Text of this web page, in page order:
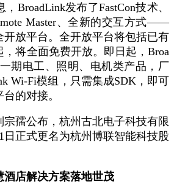
BroadLink发布了FastCon技术、
Master、全新的交互方式——
放平台。全开放平台将包括已有
将全面免费开放。即日起，Broa
期电工、照明、电机类产品，厂
Wi-Fi模组，只需集成SDK，即可
的对接。
宗孺公布，杭州古北电子科技有限
日正式更名为杭州博联智能科技股
酒店解决方案落地世茂